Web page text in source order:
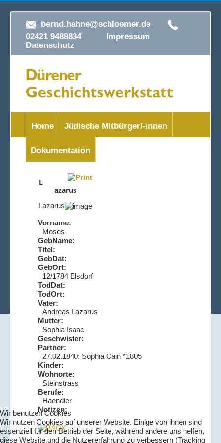
bernd.hahne@schloemer.de
02421 9488834 Impressum
Datenschutz
Home Jüdische Mitbürger/-innen
Dokumentation
L
azarus
Lazarus
Vorname:
Moses
GebName:
Titel:
GebDat:
GebOrt:
12/1784 Elsdorf
TodDat:
TodOrt:
Vater:
Andreas Lazarus
Mutter:
Sophia Isaac
Geschwister:
Partner:
27.02.1840: Sophia Cain *1805
Kinder:
Wohnorte:
Steinstrass
Berufe:
Haendler
Notizen:
Wir benutzen Cookies
Wir nutzen Cookies auf unserer Website. Einige von ihnen sind
essenziell für den Betrieb der Seite, während andere uns helfen,
diese Website und die Nutzererfahrung zu verbessern (Tracking